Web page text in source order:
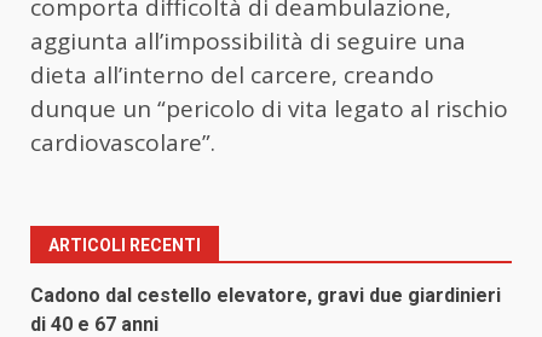
comporta difficoltà di deambulazione,
aggiunta all’impossibilità di seguire una
dieta all’interno del carcere, creando
dunque un “pericolo di vita legato al rischio
cardiovascolare”.
ARTICOLI RECENTI
Cadono dal cestello elevatore, gravi due giardinieri
di 40 e 67 anni